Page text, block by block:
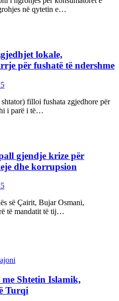
në qytetin e…
lokale,
për fushatë të ndershme
filloi fushata zgjedhore për
i parë i të…
gjendje krize për
dhe korrupsion
së Çairit, Bujar Osmani,
të mandatit të tij…
Shtetin Islamik,
Turqi